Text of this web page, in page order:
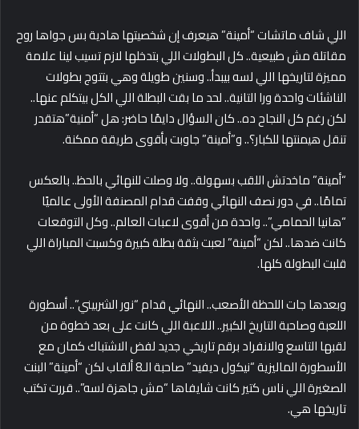
اللي شاف ماتشات “أمينة” هيعرف إن شخصيتها هادية بس جواها روح
مقاتلة مش طبيعية.. كل البطولات اللي بتدخلها لازم تسيب لينا علامة
مميزة لتاريخها اللي لسه بيبدأ.. وسنين طويلة وهي بتتوج بطولات
الناشئات واحدة ورا التانية.. لحد ما بقت البطلة اللي الكل بيتكلم عنها..
لكن رغم كل النجاح ده.. كان السؤال دايمًا حاضر: هل “أمنية”هتقدر
تنقل هيمنتها للكبار؟.. و”أمينة” جاوبت بأقوى طريقة ممكنة.
“أمينة” ماخدتش اللقب بسهولة.. ولا وصلت للنهائي بالحظ.. بالعكس
تمامًا.. في دور نصف النهائي وقفت قدام المصنفة الأولى عالميًا
“هانيا الحمامي”.. واحدة من أقوى لاعبات العالم.. وكل التوقعات
كانت ضدها.. لكن “أمينة” لعبت بثقة بطلة كبيرة وكسبت المباراة اللي
قلبت البطولة كلها.
وبعدها جات اللحظة الأصعب.. النهائي قدام “نور الشربيني”.. أسطورة
اللعبة وصاحبة التاريخ الكبير.. اللاعبة اللي كانت على بعد خطوة من
لقبها التاسع والانفراد برقم تاريخي جديد لفض الاشتباك كمان مع
الأسطورة الماليزية “نيكول ديفيد” صاحبة الـ8 ألقاب لكن “أمينة” البنت
الصغيرة اللي ناس كتير كانت شايفاها “مش جاهزة لسه”.. قررت تكتب
تاريخها هي.